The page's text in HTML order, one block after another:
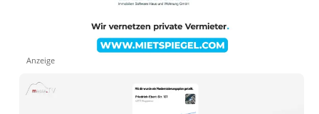
Anzeige